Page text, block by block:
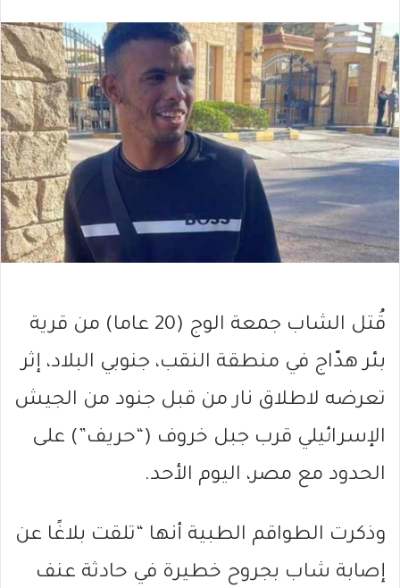
قُتل الشاب جمعة الوج (20 عاما) من قرية
بئر هدّاج في منطقة النقب، جنوبي البلاد، إثر
تعرضه لاطلاق نار من قبل جنود من الجيش
الإسرائيلي قرب جبل خروف (“حريف”) على
الحدود مع مصر، اليوم الأحد.
وذكرت الطواقم الطبية أنها “تلقت بلاغًا عن
إصابة شاب بجروح خطيرة في حادثة عنف